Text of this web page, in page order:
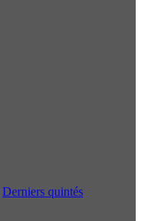
Derniers quintés